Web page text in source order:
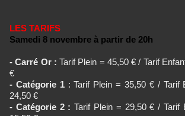
LES TARIFS
Samedi 8 novembre à partir de 20h
- Carré Or :Tarif Plein = 45,50 € / Tarif
€
- Catégorie 1: Tarif Plein = 35,50 € / Tarif
24,50 €
- Catégorie 2 : Tarif Plein = 29,50 € / Tarif